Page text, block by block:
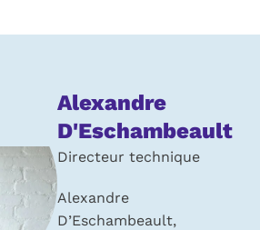
À
propos
de
l’auteur :
Alexandre
D'Eschambeault
Directeur technique
Alexandre
D’Eschambeault,